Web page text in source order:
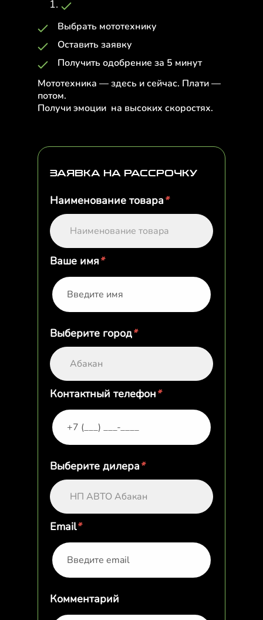
Выбрать мототехнику
Оставить заявку
Получить одобрение за 5 минут
Мототехника — здесь и сейчас. Плати —
потом.
Получи эмоции на высоких скоростях.
ЗАЯВКА НА РАССРОЧКУ
Наименование товара*
Наименование товара
Ваше имя*
Выберите город*
Абакан
Контактный телефон*
Выберите дилера*
НП АВТО Абакан
Email*
Комментарий